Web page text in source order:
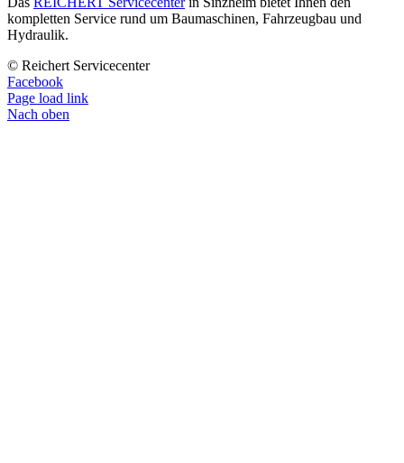
kompletten Service rund um Baumaschinen, Fahrzeugbau und
Hydraulik.
© Reichert Servicecenter
Facebook
Page load link
Nach oben